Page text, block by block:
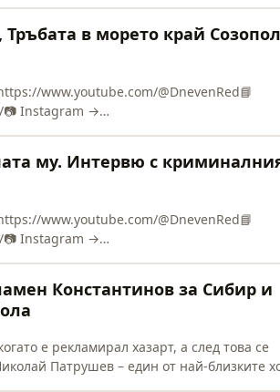
нашата аудитория и отговори на
в морето край
www.youtube.com/@DnevenRed📘
📷 Instagram →
14A4gsga71lO29F0II7
му. Интервю с
www.youtube.com/@DnevenRed📘
📷 Instagram →
14A4gsga71lO29F0II7
Константинов за Сибир и
е рекламирал хазарт, а след това се
Патрушев – един от най-близките